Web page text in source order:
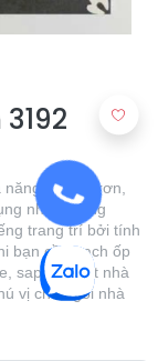
chống trơn,
nhiều trong
trang trí bởi tính
bạn cần gạch ốp
sapa, ốp lát nhà
vị cho ngôi nhà